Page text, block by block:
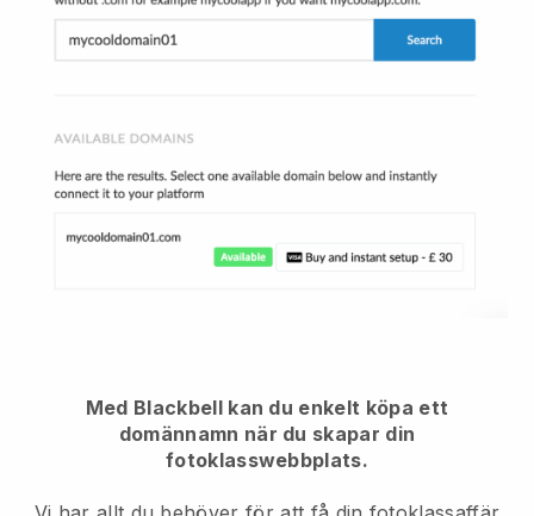
Med Blackbell kan du enkelt köpa ett
domännamn när du skapar din
fotoklasswebbplats.